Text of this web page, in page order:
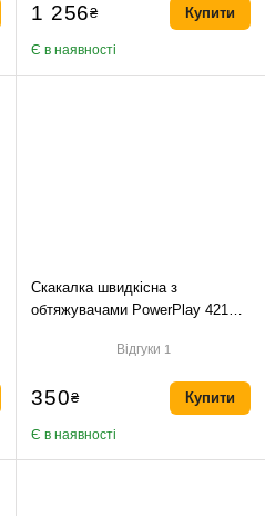
1 256₴
Є в наявності
Купити
Скакалка швидкісна з
обтяжувачами PowerPlay 4212
Відгуки 1
350₴
Є в наявності
Купити